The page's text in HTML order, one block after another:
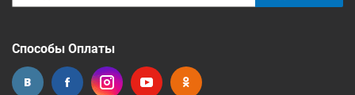
Способы Оплаты